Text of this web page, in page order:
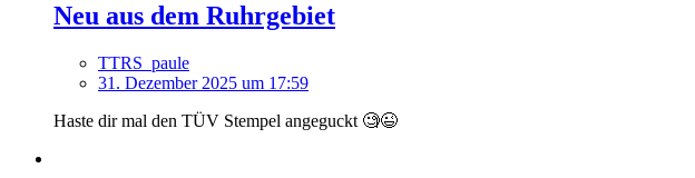
Neu aus dem Ruhrgebiet
TTRS_paule
31. Dezember 2025 um 17:59
Haste dir mal den TÜV Stempel angeguckt 🧐😉